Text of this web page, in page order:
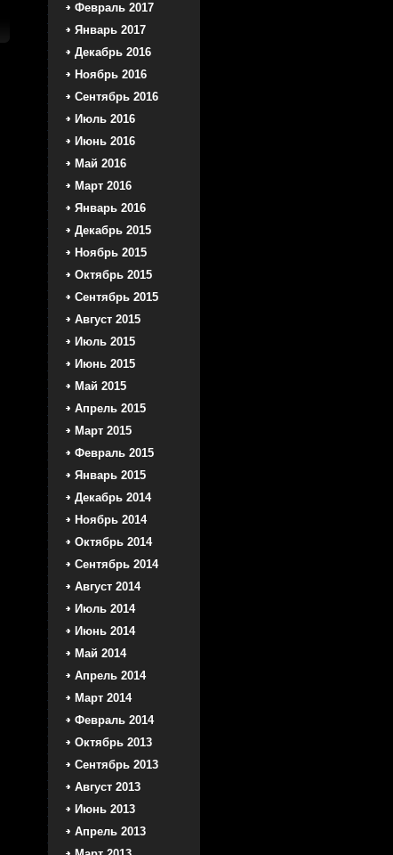
Февраль 2017
Январь 2017
Декабрь 2016
Ноябрь 2016
Сентябрь 2016
Июль 2016
Июнь 2016
Май 2016
Март 2016
Январь 2016
Декабрь 2015
Ноябрь 2015
Октябрь 2015
Сентябрь 2015
Август 2015
Июль 2015
Июнь 2015
Май 2015
Апрель 2015
Март 2015
Февраль 2015
Январь 2015
Декабрь 2014
Ноябрь 2014
Октябрь 2014
Сентябрь 2014
Август 2014
Июль 2014
Июнь 2014
Май 2014
Апрель 2014
Март 2014
Февраль 2014
Октябрь 2013
Сентябрь 2013
Август 2013
Июнь 2013
Апрель 2013